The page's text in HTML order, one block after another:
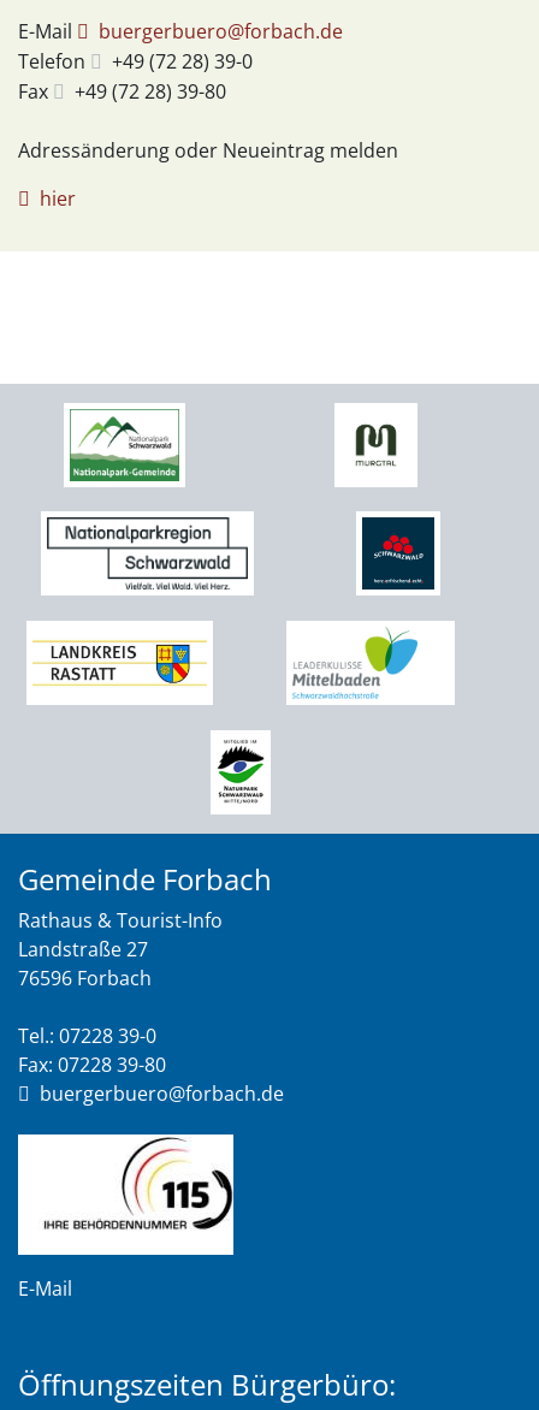
E-Mail
buergerbuero@forbach.de
Telefon
+49 (7228) 39-0
Fax
+49 (7228) 39-80
Adressänderung oder Neueintrag melden
hier
Gemeinde Forbach
Rathaus & Tourist-Info
Landstraße 27
76596 Forbach
Tel.: 07228 39-0
Fax: 07228 39-80
buergerbuero@forbach.de
E-Mail
Öffnungszeiten Bürgerbüro: